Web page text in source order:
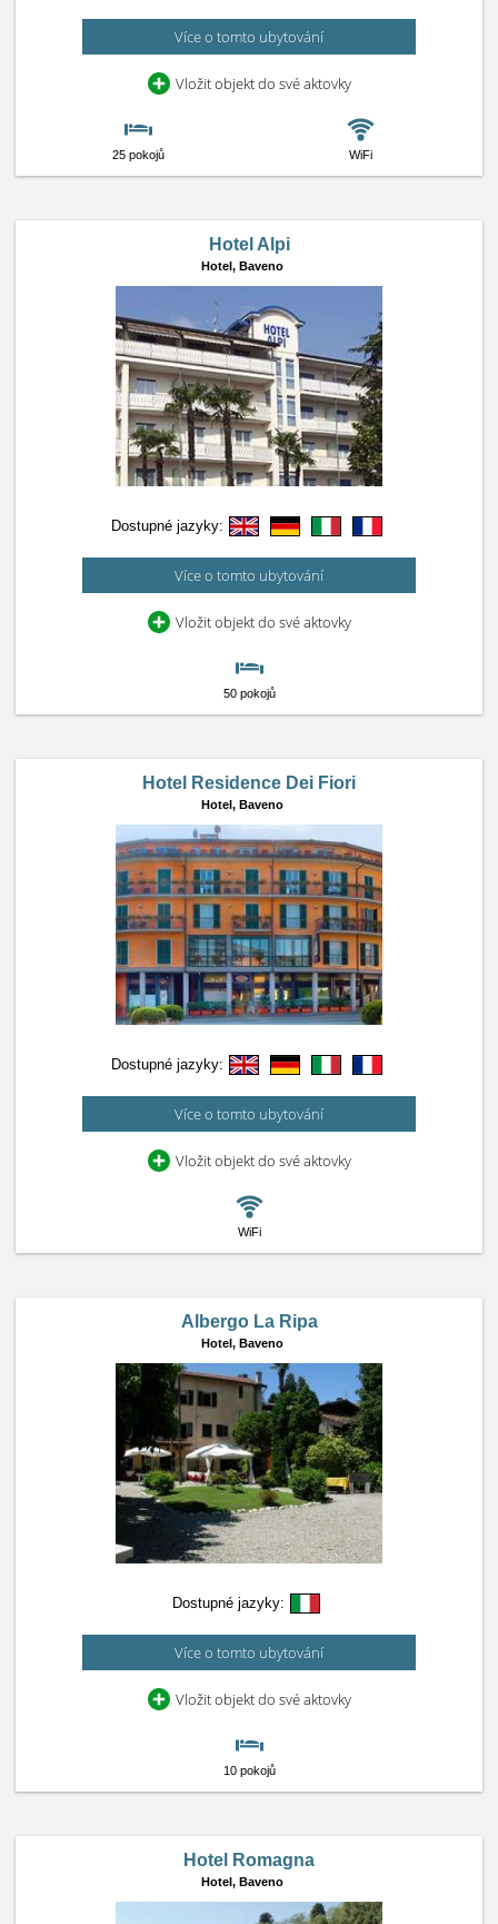
Více o tomto ubytování
Vložit objekt do své aktovky
25 pokojů WiFi
Hotel Alpi
Hotel, Baveno
Dostupné jazyky:
Více o tomto ubytování
Vložit objekt do své aktovky
50 pokojů
Hotel Residence Dei Fiori
Hotel, Baveno
Dostupné jazyky:
Více o tomto ubytování
Vložit objekt do své aktovky
WiFi
Albergo La Ripa
Hotel, Baveno
Dostupné jazyky:
Více o tomto ubytování
Vložit objekt do své aktovky
10 pokojů
Hotel Romagna
Hotel, Baveno